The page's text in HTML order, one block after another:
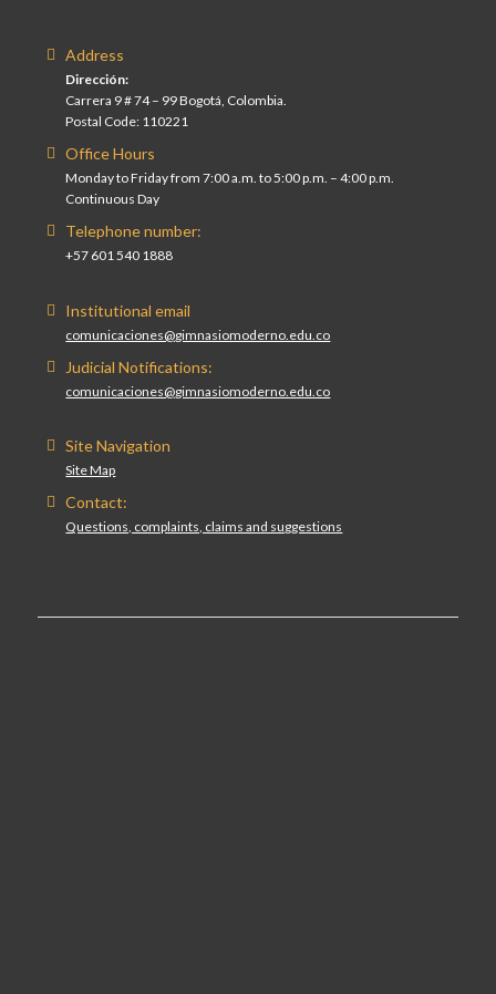
Address
Dirección:
Carrera 9 # 74 – 99 Bogotá, Colombia.
Postal Code: 110221
Office Hours
Monday to Friday from 7:00 a.m. to 5:00 p.m. – 4:00 p.m.
Continuous Day
Telephone number:
+57 601 540 1888
Institutional email
comunicaciones@gimnasiomoderno.edu.co
Judicial Notifications:
comunicaciones@gimnasiomoderno.edu.co
Site Navigation
Site Map
Contact:
Questions, complaints, claims and suggestions